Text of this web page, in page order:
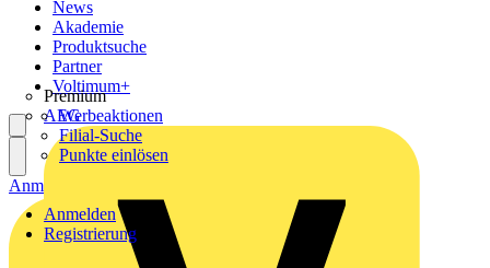
News
Akademie
Produktsuche
Partner
Premium
AEG
Voltimum+
Werbeaktionen
Filial-Suche
Punkte einlösen
Anmelden
Registrierung
Anmelden